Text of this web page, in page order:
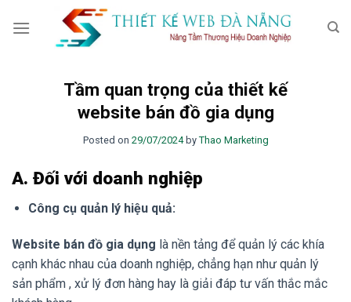
Tầm quan trọng của thiết kế
website bán đồ gia dụng
Posted on 29/07/2024by Thao Marketing
A. Đối với doanh nghiệp
Công cụ quản lý hiệu quả:
Website bán đồ gia dụng là nền tảng để quản lý các khía
cạnh khác nhau của doanh nghiệp, chẳng hạn như quản lý
sản phẩm , xử lý đơn hàng hay là giải đáp tư vấn thắc mắc